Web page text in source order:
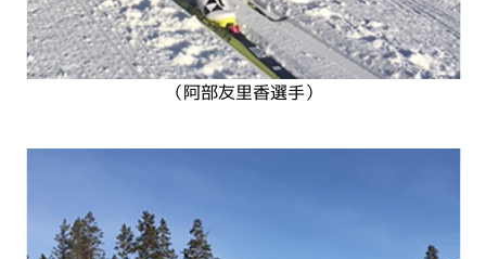
（阿部友里香選手）